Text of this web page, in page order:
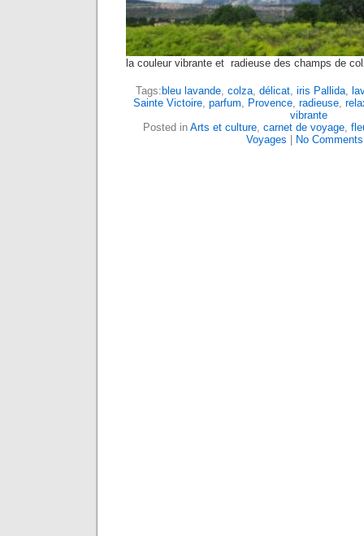
la couleur vibrante et radieuse des champs de
Tags:bleu lavande colza délicat iris Pallida
Sainte Victoire parfum Provence radieuse
vibrante
Posted in Arts et culture carnet de voyage
Voyages | No